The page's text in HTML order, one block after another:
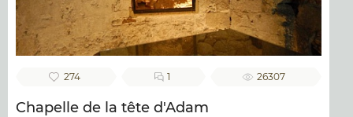
274 1 26307
Chapelle de la tête d'Adam